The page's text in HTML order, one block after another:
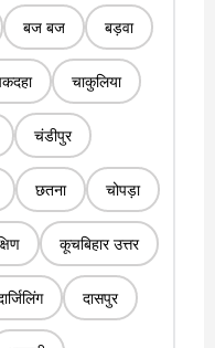
बज बज बड़वा
चाकुलिया
चंडीपुर
छतना चोपड़ा
कूचबिहार उत्तर
दासपुर